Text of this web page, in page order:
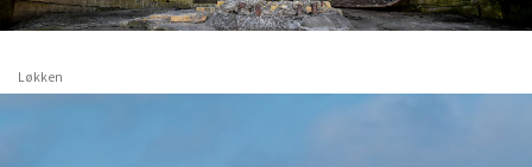
Løkken